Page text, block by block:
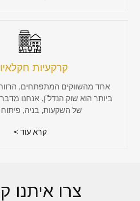
קרקעיות
אחד מהשווקים המתפתחים,
ביותר הוא שוק הנדל”ן. אנחנו
של השקעות, בניה, פיתוח
קרא עוד >
צרו איתנו